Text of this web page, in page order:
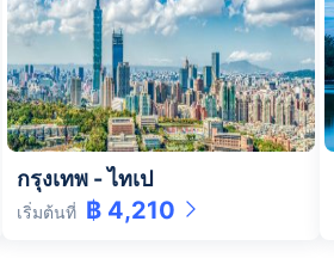
กรุงเทพ -ไทเป
เริ่มต้นที่ ฿ 4,210